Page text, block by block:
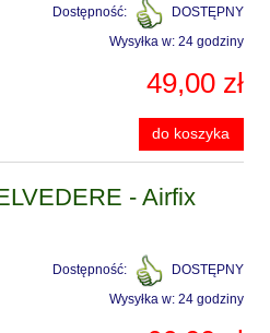
Dostępność:
DOSTĘPNY
Wysyłka w: 24 godziny
49,00 zł
do koszyka
- Airfix
Dostępność:
DOSTĘPNY
Wysyłka w: 24 godziny